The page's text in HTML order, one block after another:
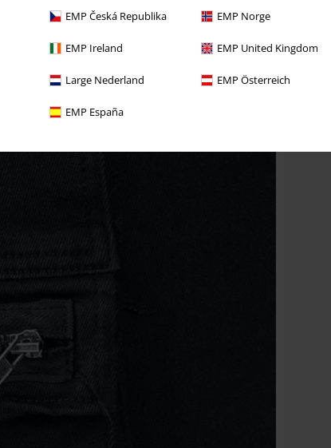
EMP Česká Republika EMP Norge
EMP Ireland EMP United Kingdom
Large Nederland EMP Österreich
EMP España